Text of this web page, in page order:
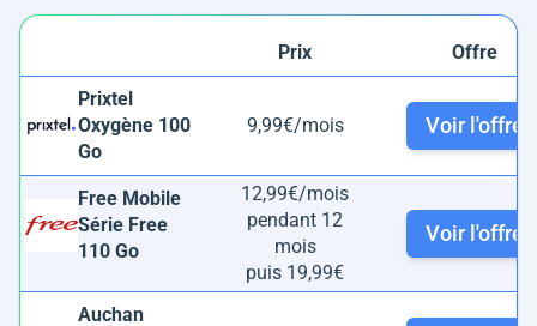
Prix Offre
Prixtel
Oxygène 100
Go
9,99€/mois Voir l'offre
Free Mobile
Série Free
110 Go
12,99€/mois
pendant 12
mois
puis 19,99€
Voir l'offre
Auchan